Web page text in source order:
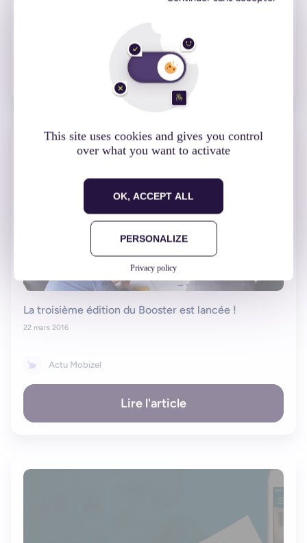
This site uses cookies and gives you control
over what you want to activate
OK, ACCEPT ALL
PERSONALIZE
Privacy policy
Lire l'article
La troisième édition du Booster est lancée !
22 mars 2016
Actu Mobizel
Lire l'article